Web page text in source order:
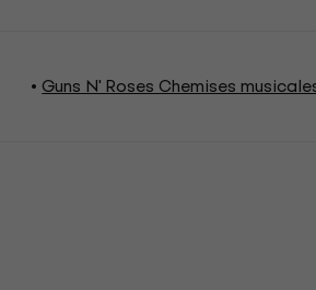
Guns N' Roses Chemises